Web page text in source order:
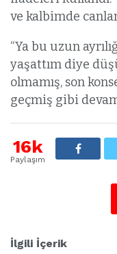
ve kalbimde
“Ya bu uzun
yaşattım diye
olmamış, son
geçmiş gibi
16k
Paylaşım
İlgili İçerik